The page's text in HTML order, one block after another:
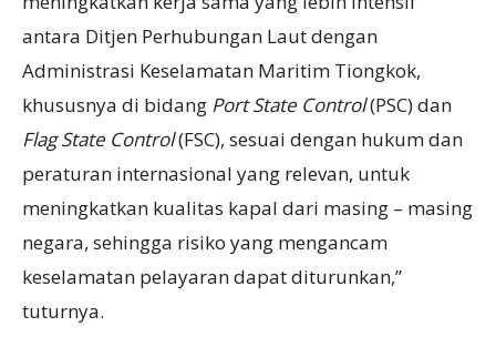
antara Ditjen Perhubungan Laut dengan
Administrasi Keselamatan Maritim Tiongkok,
khususnya di bidang Port State Control(PSC) dan
Flag State Control(FSC), sesuai dengan hukum dan
peraturan internasional yang relevan, untuk
meningkatkan kualitas kapal dari masing – masing
negara, sehingga risiko yang mengancam
keselamatan pelayaran dapat diturunkan,”
tuturnya.